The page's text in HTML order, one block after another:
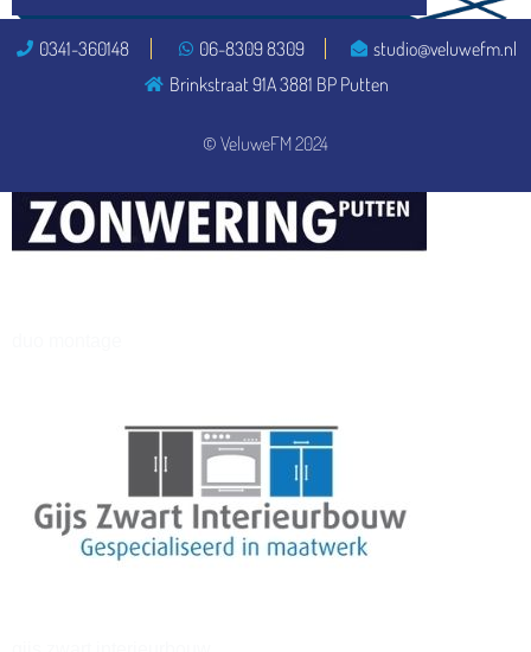
© VeluweFM 2024
0341-360148 06-8309 8309
studio@veluwefm.nl
Brinkstraat 91A 3881 BP Putten